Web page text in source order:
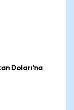
Doları'na